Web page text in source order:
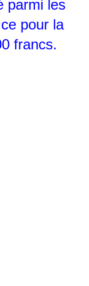
parmi les
pour la
francs.